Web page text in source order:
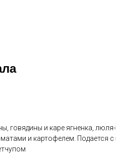
говядины и каре ягненка, люля-
и картофелем. Подается